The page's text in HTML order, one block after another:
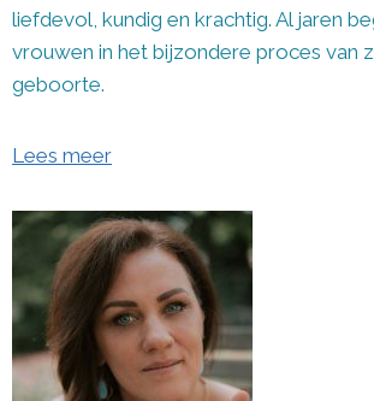
liefdevol, kundig en krachtig. Al jaren
vrouwen in het bijzondere proces van
geboorte.
Lees meer